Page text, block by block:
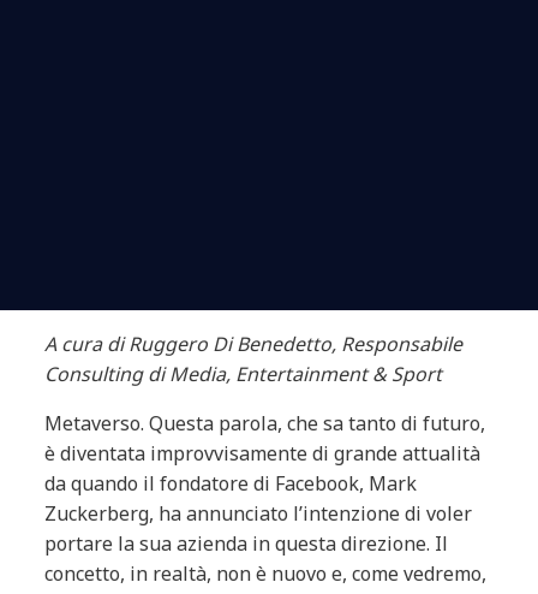
A cura di Ruggero Di Benedetto, Responsabile
Consulting di Media, Entertainment & Sport
Metaverso. Questa parola, che sa tanto di futuro,
è diventata improvvisamente di grande attualità
da quando il fondatore di Facebook, Mark
Zuckerberg, ha annunciato l’intenzione di voler
portare la sua azienda in questa direzione. Il
concetto, in realtà, non è nuovo e, come vedremo,